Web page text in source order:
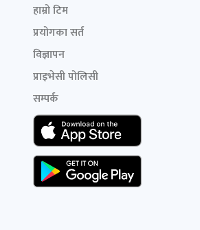
हाम्रो टिम
प्रयोगका सर्त
विज्ञापन
प्राइभेसी पोलिसी
सम्पर्क